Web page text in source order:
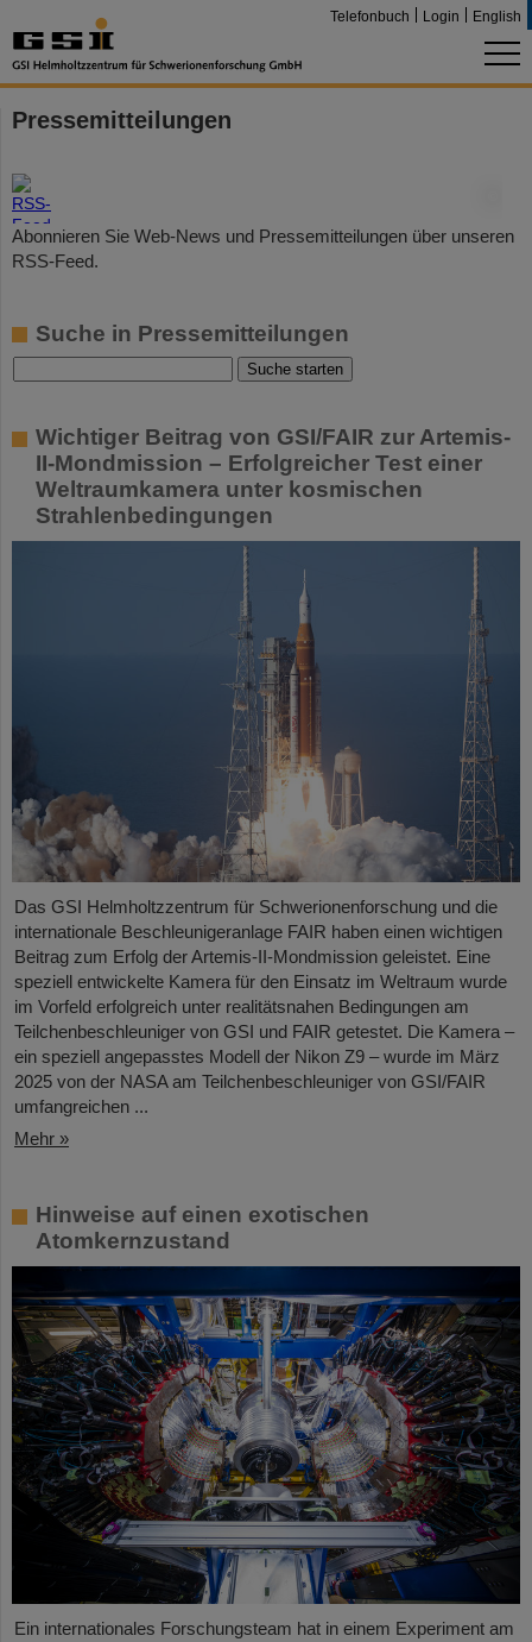
Telefonbuch Login English
Pressemitteilungen
Abonnieren Sie Web-News und Pressemitteilungen über unseren
RSS-Feed.
Suche in Pressemitteilungen
Wichtiger Beitrag von GSI/FAIR zur Artemis-
II-Mondmission – Erfolgreicher Test einer
Weltraumkamera unter kosmischen
Strahlenbedingungen
Das GSI Helmholtzzentrum für Schwerionenforschung und die
internationale Beschleunigeranlage FAIR haben einen wichtigen
Beitrag zum Erfolg der Artemis-II-Mondmission geleistet. Eine
speziell entwickelte Kamera für den Einsatz im Weltraum wurde
im Vorfeld erfolgreich unter realitätsnahen Bedingungen am
Teilchenbeschleuniger von GSI und FAIR getestet. Die Kamera –
ein speziell angepasstes Modell der Nikon Z9 – wurde im März
2025 von der NASA am Teilchenbeschleuniger von GSI/FAIR
umfangreichen ...
Mehr »
Hinweise auf einen exotischen
Atomkernzustand
Ein internationales Forschungsteam hat in einem Experiment am